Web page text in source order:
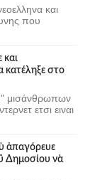
και
που
και
κατέληξε στο
μισάνθρωπων
ετσι ειναι
ἀπαγόρευε
Δημοσίου νὰ